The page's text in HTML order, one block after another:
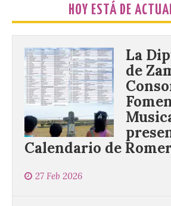
HOY ESTÁ DE
La
de
Calendario de
27 Feb 2026